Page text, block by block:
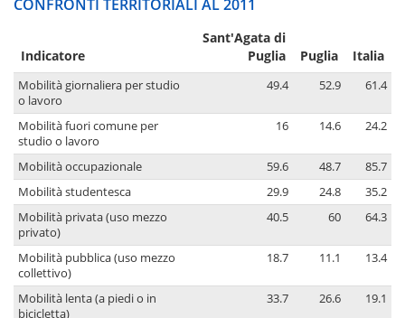
CONFRONTI TERRITORIALI AL 2011
Indicatore
Sant'Agata di
Puglia
Puglia Italia
Mobilità giornaliera per studio
o lavoro
49.4 52.9 61.4
Mobilità fuori comune per
studio o lavoro
16 14.6 24.2
Mobilità occupazionale 59.6 48.7
85.7
Mobilità studentesca
29.9 24.8
35.2
Mobilità privata (uso mezzo
privato)
40.5 60 64.3
Mobilità pubblica (uso mezzo
collettivo)
18.7 11.1 13.4
Mobilità lenta (a piedi o in
bicicletta)
33.7 26.6 19.1